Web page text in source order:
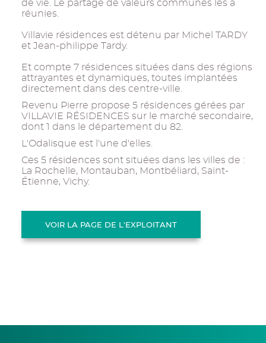
de vie. Le partage de valeurs communes les a
réunies.
Villavie résidences est détenu par Michel TARDY
et Jean-philippe Tardy.
Et compte 7 résidences situées dans des régions
attrayantes et dynamiques, toutes implantées
directement dans des centre-ville.
Revenu Pierre propose 5 résidences gérées par
VILLAVIE RÉSIDENCES sur le marché secondaire,
dont 1 dans le département du 82.
L'Odalisque est l'une d'elles.
Ces 5 résidences sont situées dans les villes de :
La Rochelle, Montauban, Montbéliard, Saint-
Étienne, Vichy.
VOIR LA PAGE DE L'EXPLOITANT